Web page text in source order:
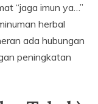
“jaga imun ya…”
herbal
ada hubungan
peningkatan